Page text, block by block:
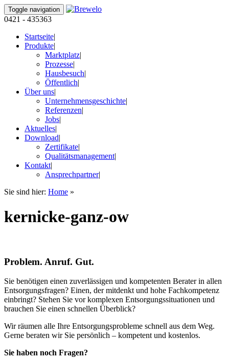
Toggle navigation
0421 - 435363
Startseite|
Produkte|
Marktplatz|
Prozesse|
Hausbesuch|
Öffentlich|
Über uns|
Unternehmensgeschichte|
Referenzen|
Jobs|
Aktuelles|
Download|
Zertifikate|
Qualitätsmanagement|
Kontakt|
Ansprechpartner|
Sie sind hier: Home »
kernicke-ganz-ow
Problem. Anruf. Gut.
Sie benötigen einen zuverlässigen und kompetenten Berater in allen
Entsorgungsfragen? Einen, der mitdenkt und hohe Fachkompetenz
einbringt? Stehen Sie vor komplexen Entsorgungssituationen und
brauchen Sie einen schnellen Überblick?
Wir räumen alle Ihre Entsorgungsprobleme schnell aus dem Weg.
Gerne beraten wir Sie persönlich – kompetent und kostenlos.
Sie haben noch Fragen?